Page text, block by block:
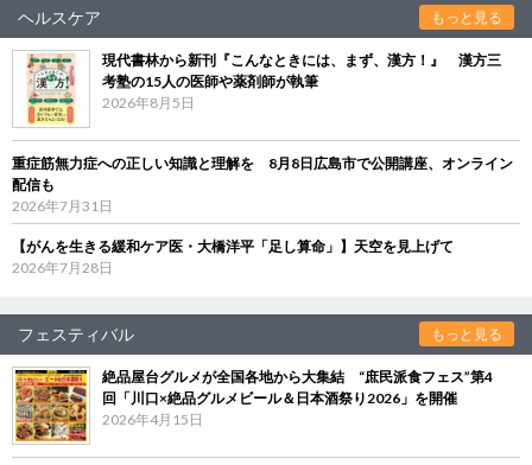
ヘルスケア もっと見る
現代書林から新刊『こんなときには、まず、漢方！』 漢方三
考塾の15人の医師や薬剤師が執筆
2026年8月5日
重症筋無力症への正しい知識と理解を 8月8日広島市で公開講座、オンライン
配信も
2026年7月31日
【がんを生きる緩和ケア医・大橋洋平「足し算命」】天空を見上げて
2026年7月28日
フェスティバル もっと見る
絶品屋台グルメが全国各地から大集結 “庶民派食フェス”第4
回「川口×絶品グルメビール＆日本酒祭り2026」を開催
2026年4月15日